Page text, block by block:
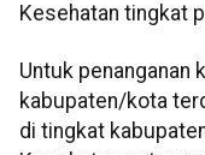
Kesehatan tingkat
Untuk penanganan
kabupaten/kota
di tingkat